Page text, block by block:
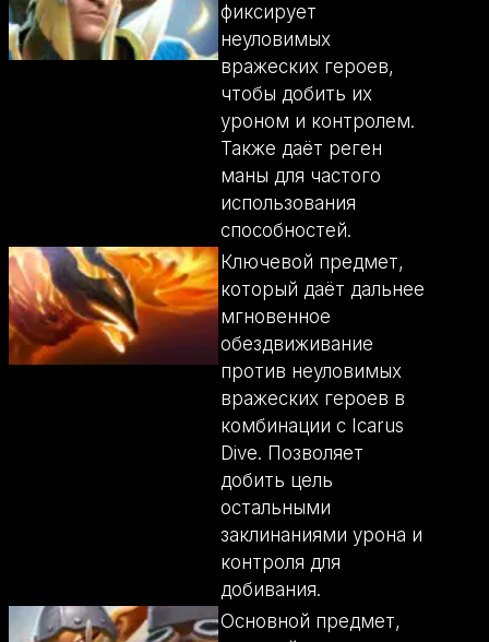
фиксирует
неуловимых
вражеских героев,
чтобы добить их
уроном и контролем.
Также даёт реген
маны для частого
использования
способностей.
Ключевой предмет,
который даёт дальнее
мгновенное
обездвиживание
против неуловимых
вражеских героев в
комбинации с Icarus
Dive. Позволяет
добить цель
остальными
заклинаниями урона и
контроля для
добивания.
Основной предмет,